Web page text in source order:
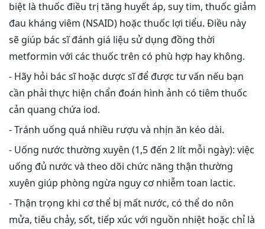
biệt là thuốc điều trị tăng huyết áp, suy tim, thuốc giảm
đau kháng viêm (NSAID) hoặc thuốc lợi tiểu. Điều này
sẽ giúp bác sĩ đánh giá liệu sử dụng đồng thời
metformin với các thuốc trên có phù hợp hay không.
- Hãy hỏi bác sĩ hoặc dược sĩ để được tư vấn nếu bạn
cần phải thực hiện chẩn đoán hình ảnh có tiêm thuốc
cản quang chứa iod.
- Tránh uống quá nhiều rượu và nhịn ăn kéo dài.
- Uống nước thường xuyên (1,5 đến 2 lít mỗi ngày): việc
uống đủ nước và theo dõi chức năng thận thường
xuyên giúp phòng ngừa nguy cơ nhiễm toan lactic.
- Thận trọng khi cơ thể bị mất nước, có thể do nôn
mửa, tiêu chảy, sốt, tiếp xúc với nguồn nhiệt hoặc chỉ là